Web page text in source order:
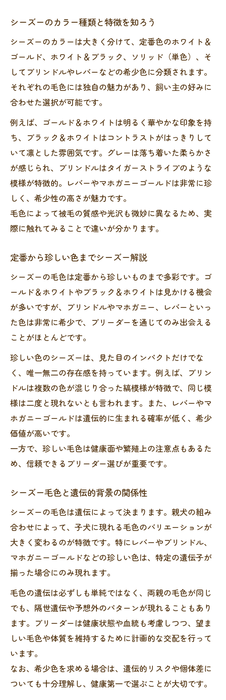
ソリッドカラーを選ぶメリット紹介
グレーやマホガニーの魅力を深掘り
シーズーグレーの独特な美しさを解説
マホガニーゴールドの毛色の魅力
シーズーグレーやマホガニーの変化
シーズー毛色マホガニーの人気理由
シーズーグレー選びで知るべきポイント
毛色別に見るシーズーの個性と選び方
シーズー毛色で変わる性格の傾向
ブリンドルや白黒の選び方ポイント
シーズー毛色で選ぶ理想のパートナー
毛色別シーズーの飼い方と注意点
シーズーゴールド＆ホワイトの個性
シーズーのカラー種類と特徴を知ろう
シーズーのカラーは大きく分けて、定番色のホワイト＆
ゴールド、ホワイト＆ブラック、ソリッド（単色）、そ
してブリンドルやレバーなどの希少色に分類されます。
それぞれの毛色には独自の魅力があり、飼い主の好みに
合わせた選択が可能です。
例えば、ゴールド＆ホワイトは明るく華やかな印象を持
ち、ブラック＆ホワイトはコントラストがはっきりして
いて凛とした雰囲気です。グレーは落ち着いた柔らかさ
が感じられ、ブリンドルはタイガーストライプのような
模様が特徴的。レバーやマホガニーゴールドは非常に珍
しく、希少性の高さが魅力です。
毛色によって被毛の質感や光沢も微妙に異なるため、実
際に触れてみることで違いが分かります。
定番から珍しい色までシーズー解説
シーズーの毛色は定番から珍しいものまで多彩です。ゴ
ールド＆ホワイトやブラック＆ホワイトは見かける機会
が多いですが、ブリンドルやマホガニー、レバーといっ
た色は非常に希少で、ブリーダーを通じてのみ出会える
ことがほとんどです。
珍しい色のシーズーは、見た目のインパクトだけでな
く、唯一無二の存在感を持っています。例えば、ブリン
ドルは複数の色が混じり合った縞模様が特徴で、同じ模
様は二度と現れないとも言われます。また、レバーやマ
ホガニーゴールドは遺伝的に生まれる確率が低く、希少
価値が高いです。
一方で、珍しい毛色は健康面や繁殖上の注意点もあるた
め、信頼できるブリーダー選びが重要です。
シーズー毛色と遺伝的背景の関係性
シーズーの毛色は遺伝によって決まります。親犬の組み
合わせによって、子犬に現れる毛色のバリエーションが
大きく変わるのが特徴です。特にレバーやブリンドル、
マホガニーゴールドなどの珍しい色は、特定の遺伝子が
揃った場合にのみ現れます。
毛色の遺伝は必ずしも単純ではなく、両親の毛色が同じ
でも、隔世遺伝や予想外のパターンが現れることもあり
ます。ブリーダーは健康状態や血統も考慮しつつ、望ま
しい毛色や体質を維持するために計画的な交配を行って
います。
なお、希少色を求める場合は、遺伝的リスクや個体差に
ついても十分理解し、健康第一で選ぶことが大切です。